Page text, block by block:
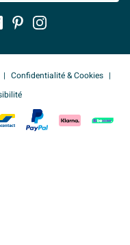
Confidentialité & Cookies